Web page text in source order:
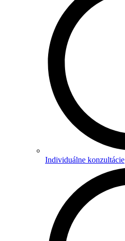
Individuálne konzultácie